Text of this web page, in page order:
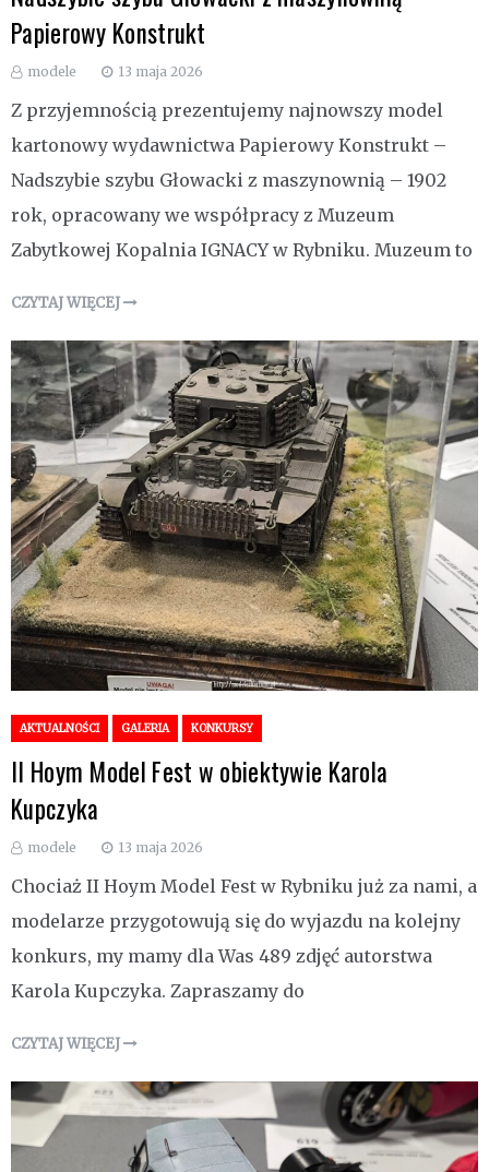
Papierowy Konstrukt
modele 13 maja 2026
Z przyjemnością prezentujemy najnowszy model
kartonowy wydawnictwa Papierowy Konstrukt –
Nadszybie szybu Głowacki z maszynownią – 1902
rok, opracowany we współpracy z Muzeum
Zabytkowej Kopalnia IGNACY w Rybniku. Muzeum to
CZYTAJ WIĘCEJ
AKTUALNOŚCI GALERIA KONKURSY
II Hoym Model Fest w obiektywie Karola
Kupczyka
modele 13 maja 2026
Chociaż II Hoym Model Fest w Rybniku już za nami, a
modelarze przygotowują się do wyjazdu na kolejny
konkurs, my mamy dla Was 489 zdjęć autorstwa
Karola Kupczyka. Zapraszamy do
CZYTAJ WIĘCEJ